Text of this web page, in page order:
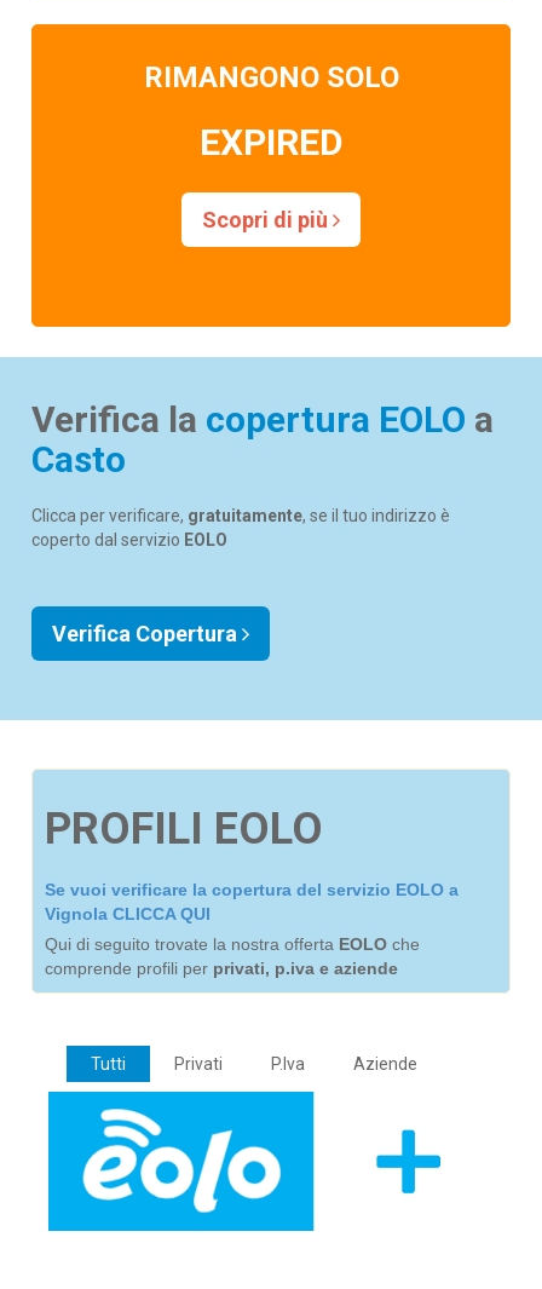
RIMANGONO SOLO
EXPIRED
Scopri di più
Verifica la copertura EOLO a
Casto
Clicca per verificare, gratuitamente, se il tuo indirizzo è
coperto dal servizio EOLO
Verifica Copertura
PROFILI EOLO
Se vuoi verificare la copertura del servizio EOLO a
Vignola CLICCA QUI
Qui di seguito trovate la nostra offerta EOLO che
comprende profili per privati, p.iva e aziende
Tutti Privati P.Iva Aziende